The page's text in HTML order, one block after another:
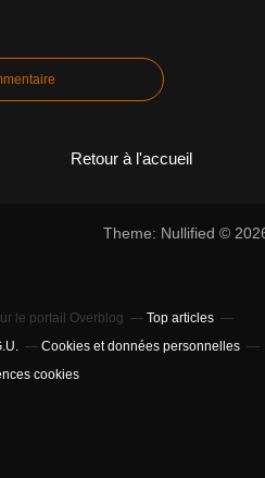
Retour à l'accueil
Theme: Nullified ©
le portail Overblog
Top articles
Cookies et données personnelles
cookies